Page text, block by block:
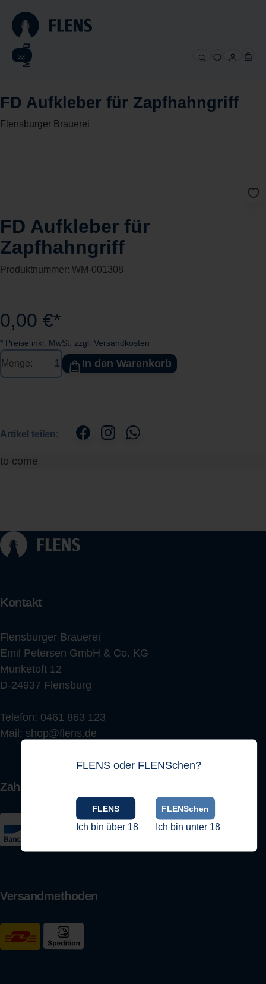
springen
Menü
FLENS oder FLENSchen?
FLENS
Ich bin über 18
FLENSchen
Ich bin unter 18
FD Aufkleber für Zapfhahngriff
Flensburger Brauerei
FD Aufkleber für
Zapfhahngriff
Produktnummer: WM-001308
0,00 €*
* Preise inkl. MwSt. zzgl. Versandkosten
Menge: In den Warenkorb
Artikel teilen:
to come
Zahlungsarten
Versandmethoden
Kontakt
Flensburger Brauerei
Emil Petersen GmbH & Co. KG
Munketoft 12
D-24937 Flensburg
Telefon: 0461 863 123
Mail: shop@flens.de